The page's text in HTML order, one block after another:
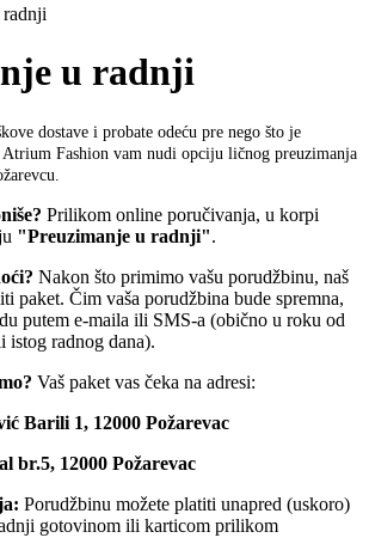
radnji
u radnji
dostave i probate odeću pre nego što je
Fashion vam nudi opciju ličnog preuzimanja
Prilikom online poručivanja, u korpi
"Preuzimanje u radnji".
Nakon što primimo vašu porudžbinu, naš
paket. Čim vaša porudžbina bude spremna,
putem e-maila ili SMS-a (obično u roku od
istog radnog dana).
Vaš paket vas čeka na adresi:
Barili 1, 12000 Požarevac
br.5, 12000 Požarevac
Porudžbinu možete platiti unapred (uskoro)
gotovinom ili karticom prilikom